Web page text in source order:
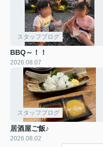
スタッフブログ
BBQ～！！
2026.08.07
スタッフブログ
居酒屋ご飯♪
2026.08.02